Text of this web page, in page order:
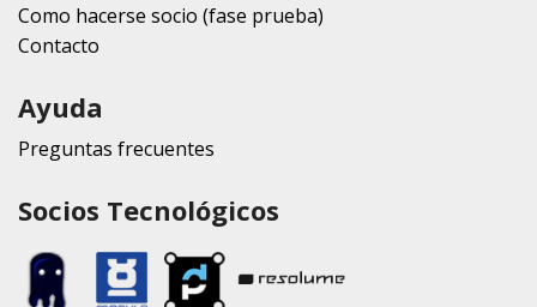
Como hacerse socio (fase prueba)
Contacto
Ayuda
Preguntas frecuentes
Socios Tecnológicos